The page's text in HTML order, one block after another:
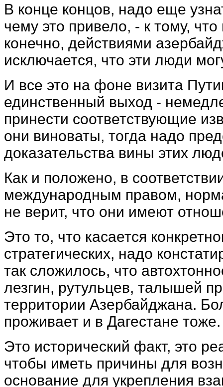
В конце концов, надо еще
чему это привело, - к тому,
конечно, действиями
исключается, что эти люди
И все это на фоне визита
единственный выход -
принести соответствующие
они виноваты, тогда надо
доказательства вины этих
Как и положено, в
международным правом,
не верит, что они имеют
Это то, что касается
стратегических, надо
так сложилось, что
лезгин, рутульцев, талышей
территории Азербайджана.
проживает и в Дагестане тоже.
Это исторический факт, это
чтобы иметь причины для
основание для укрепления